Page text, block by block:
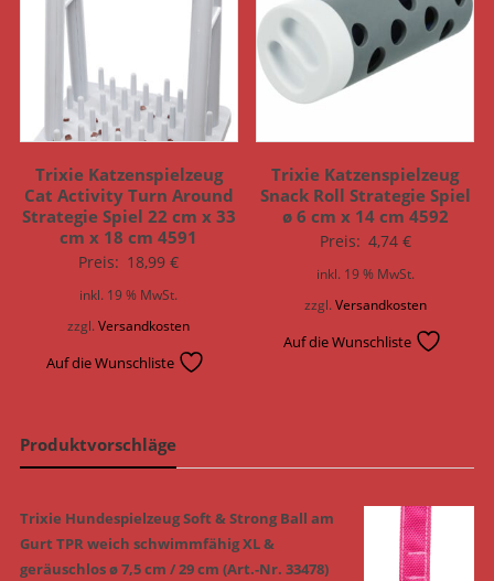
Trixie Katzenspielzeug
Cat Activity Turn Around
Strategie Spiel 22 cm x 33
cm x 18 cm 4591
Preis: 18,99€
inkl. 19 % MwSt.
zzgl.Versandkosten
Auf die Wunschliste
Trixie Katzenspielzeug
Snack Roll Strategie Spiel
ø 6 cm x 14 cm 4592
Preis: 4,74 €
inkl. 19 % MwSt.
zzgl.Versandkosten
Auf die Wunschliste
Produktvorschläge
Trixie Hundespielzeug Soft & Strong Ball am
Gurt TPR weich schwimmfähig XL &
geräuschlos ø 7,5 cm / 29 cm (Art.-Nr. 33478)